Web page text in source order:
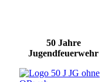
50 Jahre
Jugendfeuerwehr